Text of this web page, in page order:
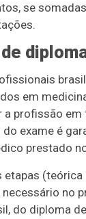
se
em
a profissão
exame é
prestado
(teórica
necessário no
do diploma